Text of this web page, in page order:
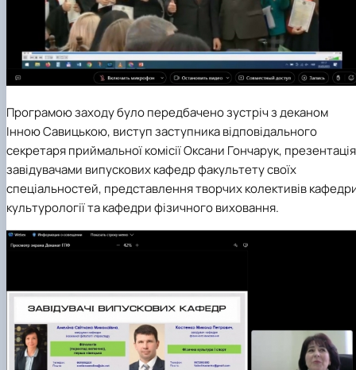
Програмою заходу було передбачено зустріч з деканом
Інною Савицькою, виступ заступника відповідального
секретаря приймальної комісії Оксани Гончарук, презентація
завідувачами випускових кафедр факультету своїх
спеціальностей, представлення творчих колективів
культурологіїтакафедри фізичного виховання.